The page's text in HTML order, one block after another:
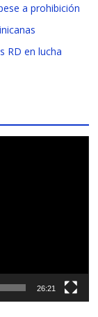
a prohibición
RD en lucha
26:21